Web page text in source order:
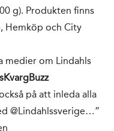
g). Produkten finns
Hemköp och City
medier om Lindahls
på att inleda alla
@Lindahlssverige…”